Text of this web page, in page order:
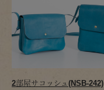
2部屋サコッシュ(NSB-242)